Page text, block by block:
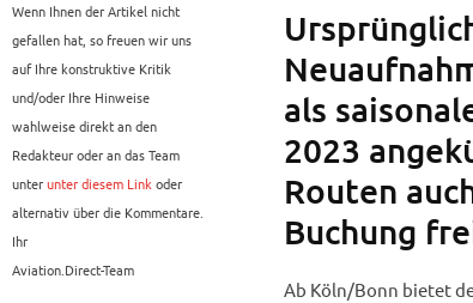
Wenn Ihnen der Artikel nicht
gefallen hat, so freuen wir uns
auf Ihre konstruktive Kritik
und/oder Ihre Hinweise
wahlweise direkt an den
Redakteur oder an das Team
unterunter diesem Linkoder
alternativ über die Kommentare.
Ihr
Aviation.Direct-Team
als
2023
Routen
Buchung
Ab Köln/Bonn bietet